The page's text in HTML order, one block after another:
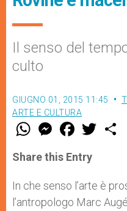
Il senso del
culto
GIUGNO 01, 2015 11:45
ARTE E CULTURA
W
t
s
p
p
M
e
s
e
g
e
r
F
a
e
b
o
k
w
r
Share this Entry
In che senso l’arte è
l’antropologo Marc